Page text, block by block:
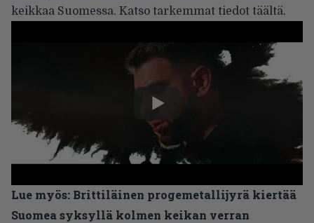
keikkaa Suomessa. Katso tarkemmat tiedot täältä.
Lue myös: Brittiläinen progemetallijyrä kiertää
Suomea syksyllä kolmen keikan verran